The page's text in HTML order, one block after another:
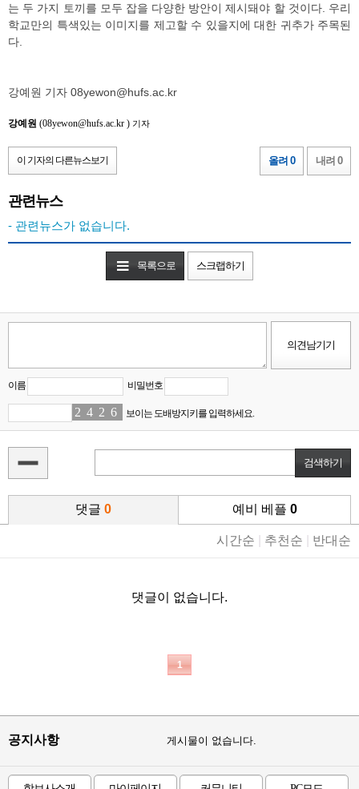
는 두 가지 토끼를 모두 잡을 다양한 방안이 제시돼야 할 것이다. 우리
학교만의 특색있는 이미지를 제고할 수 있을지에 대한 귀추가 주목된
다.
강예원 기자 08yewon@hufs.ac.kr
강예원 (08yewon@hufs.ac.kr ) 기자
이 기자의 다른뉴스보기 올려 0 내려 0
관련뉴스
- 관련뉴스가 없습니다.
목록으로 스크랩하기
이름 비밀번호
2 45 2 61 보이는 도배방지키를 입력하세요.
댓글 0 예비 베플 0
시간순 추천순 반대순
댓글이 없습니다.
1
공지사항 게시물이 없습니다.